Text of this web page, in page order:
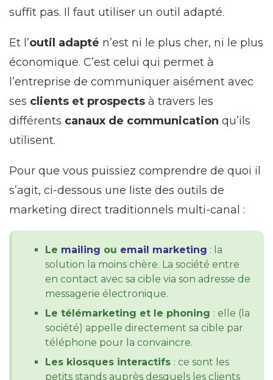
suffit pas. Il faut utiliser un outil adapté.
Et l’outil adapté n’est ni le plus cher, ni le plus
économique. C’est celui qui permet à
l’entreprise de communiquer aisément avec
ses clients et prospects à travers les
différents canaux de communication qu’ils
utilisent.
Pour que vous puissiez comprendre de quoi il
s’agit, ci-dessous une liste des outils de
marketing direct traditionnels multi-canal :
Le mailing ou email marketing : la
solution la moins chère. La société entre
en contact avec sa cible via son adresse de
messagerie électronique.
Le télémarketing et le phoning : elle (la
société) appelle directement sa cible par
téléphone pour la convaincre.
Les kiosques interactifs : ce sont les
petits stands auprès desquels les clients